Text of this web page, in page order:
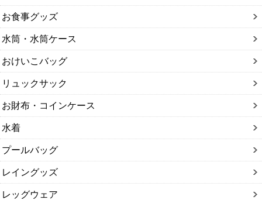
お食事グッズ
水筒・水筒ケース
おけいこバッグ
リュックサック
お財布・コインケース
水着
プールバッグ
レイングッズ
レッグウェア